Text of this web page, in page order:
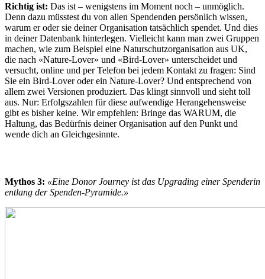
Richtig ist: Das ist – wenigstens im Moment noch – unmöglich.
Denn dazu müsstest du von allen Spendenden persönlich wissen,
warum er oder sie deiner Organisation tatsächlich spendet. Und dies
in deiner Datenbank hinterlegen. Vielleicht kann man zwei Gruppen
machen, wie zum Beispiel eine Naturschutzorganisation aus UK,
die nach «Nature-Lover» und «Bird-Lover» unterscheidet und
versucht, online und per Telefon bei jedem Kontakt zu fragen: Sind
Sie ein Bird-Lover oder ein Nature-Lover? Und entsprechend von
allem zwei Versionen produziert. Das klingt sinnvoll und sieht toll
aus. Nur: Erfolgszahlen für diese aufwendige Herangehensweise
gibt es bisher keine. Wir empfehlen: Bringe das WARUM, die
Haltung, das Bedürfnis deiner Organisation auf den Punkt und
wende dich an Gleichgesinnte.
Mythos 3: «Eine Donor Journey ist das Upgrading einer Spenderin
entlang der Spenden-Pyramide.»